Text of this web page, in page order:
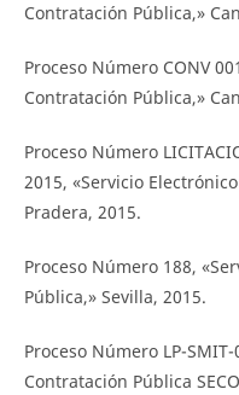
Contratación Pública,»
Proceso Número CONV
Contratación Pública,»
Proceso Número
2015, «Servicio
Pradera, 2015.
Proceso Número 188,
Pública,» Sevilla, 2015.
Proceso Número LP-
Contratación Pública